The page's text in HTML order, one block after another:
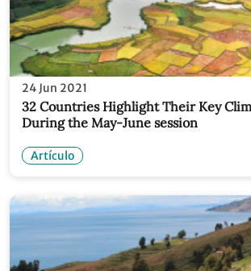
24 Jun 2021
32 Countries Highlight Their Key
During the May-June session
Artículo